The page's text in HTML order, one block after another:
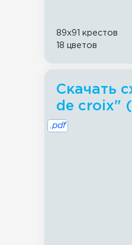
89x91 крестов
18 цветов
Скачать
de croix"
.pdf